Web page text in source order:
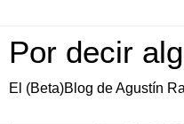
Por decir
El (Beta)Blog de Agustín